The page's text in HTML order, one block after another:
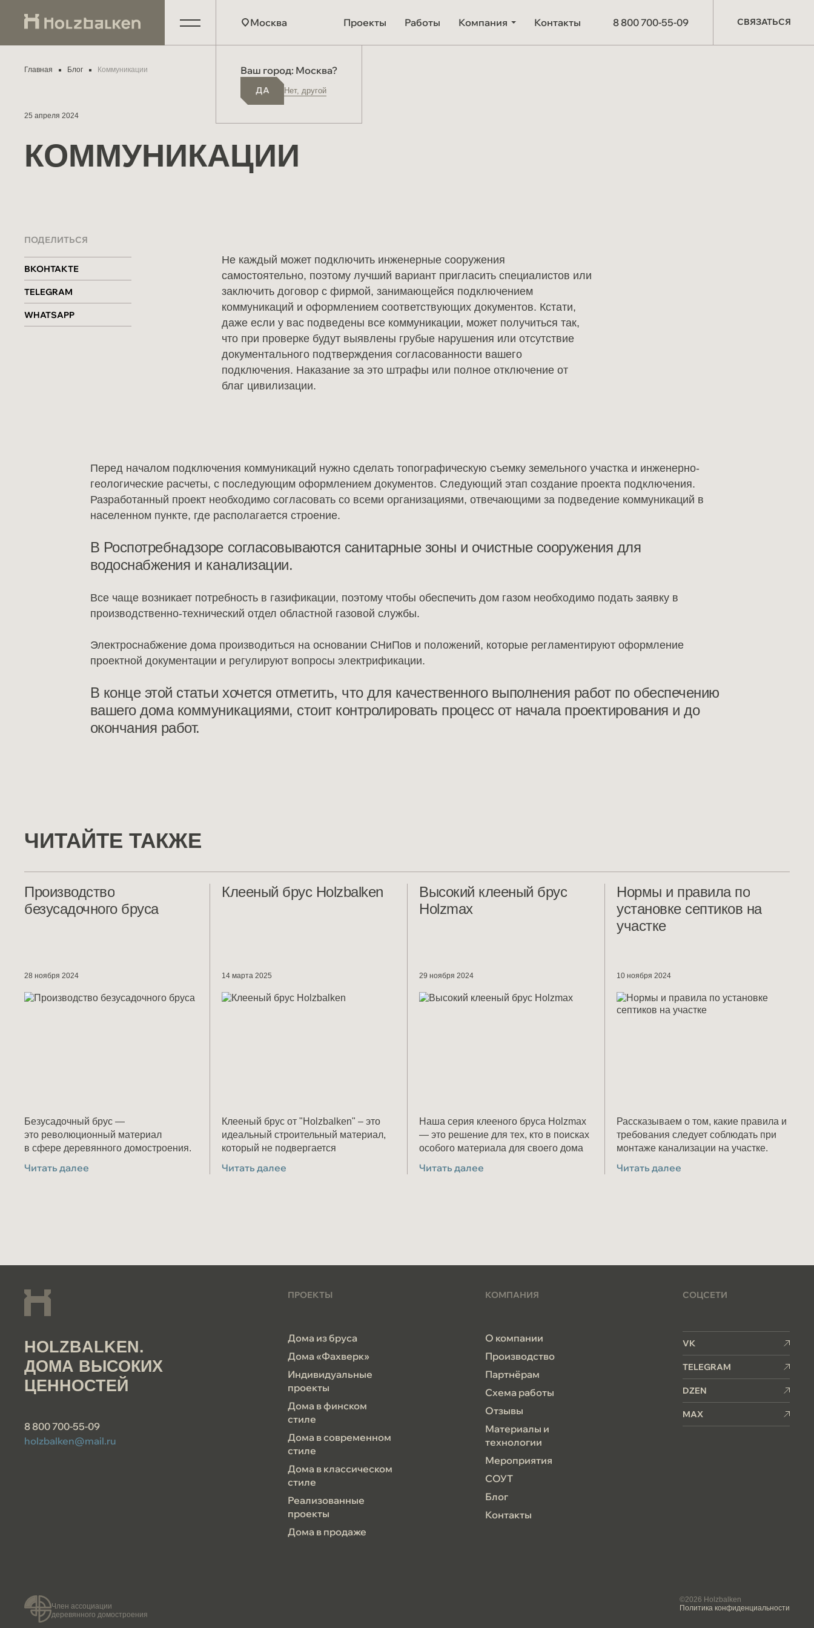
Москва
Москва
Киров
Проекты Работы Компания
О компании
Партнёрам
Отзывы
Блог
Контакты 8 800 700-55-09 СВЯЗАТЬСЯ
Дома из бруса
стиле
Дома в классическом
стиле
Блог
Реализованные проекты
Дома в продаже
Главная Блог Коммуникации
25 апреля 2024
КОММУНИКАЦИИ
Не каждый может подключить инженерные сооружения
самостоятельно, поэтому лучший вариант пригласить специалистов или
заключить договор с фирмой, занимающейся подключением
коммуникаций и оформлением соответствующих документов. Кстати,
даже если у вас подведены все коммуникации, может получиться так,
что при проверке будут выявлены грубые нарушения или отсутствие
документального подтверждения согласованности вашего
подключения. Наказание за это штрафы или полное отключение от
благ цивилизации.
Перед началом подключения коммуникаций нужно сделать топографическую съемку земельного участка и инженерно-
геологические расчеты, с последующим оформлением документов. Следующий этап создание проекта подключения.
Разработанный проект необходимо согласовать со всеми организациями, отвечающими за подведение коммуникаций в
населенном пункте, где располагается строение.
В Роспотребнадзоре согласовываются санитарные зоны и очистные сооружения для
водоснабжения и канализации.
Все чаще возникает потребность в газификации, поэтому чтобы обеспечить дом газом необходимо подать заявку в
производственно-технический отдел областной газовой службы.
Электроснабжение дома производиться на основании СНиПов и положений, которые регламентируют оформление
проектной документации и регулируют вопросы электрификации.
В конце этой статьи хочется отметить, что для качественного выполнения работ по обеспечению
вашего дома коммуникациями, стоит контролировать процесс от начала проектирования и до
окончания работ.
ПОДЕЛИТЬСЯ
ВКОНТАКТЕ
TELEGRAM
WHATSAPP
ЧИТАЙТЕ ТАКЖЕ
Производство
безусадочного бруса
28 ноября 2024
Безусадочный брус —
это революционный материал
в сфере деревянного домостроения.
«комбо» из классического клеёного
Читать далее
Клееный брус Holzbalken
14 марта 2025
Клееный брус от "Holzbalken" – это
идеальный строительный материал,
который не подвергается
и размеры с течением времени. В
Читать далее
Высокий клееный брус
Holzmax
29 ноября 2024
Наша серия клееного бруса Holzmax
— это решение для тех, кто в поисках
особого материала для своего дома
Читать далее
Нормы и правила по
установке септиков на
участке
10 ноября 2024
Рассказываем о том, какие правила и
требования следует соблюдать при
монтаже канализации на участке.
Читать далее
HOLZBALKEN.
ДОМА ВЫСОКИХ
ЦЕННОСТЕЙ
8 800 700-55-09
holzbalken@mail.ru
ПРОЕКТЫ
Дома из бруса
Дома «Фахверк»
Индивидуальные
проекты
Дома в финском
стиле
Дома в современном
стиле
Дома в классическом
стиле
Реализованные
проекты
Дома в продаже
КОМПАНИЯ
О компании
Производство
Партнёрам
Схема работы
Отзывы
Материалы и
технологии
Мероприятия
СОУТ
Блог
Контакты
СОЦСЕТИ
VK
TELEGRAM
DZEN
MAX
Член ассоциации
деревянного домостроения
©2026 Holzbalken
Политика конфиденциальности
Ваш город: Москва?
ДА
ДА
Нет, другой